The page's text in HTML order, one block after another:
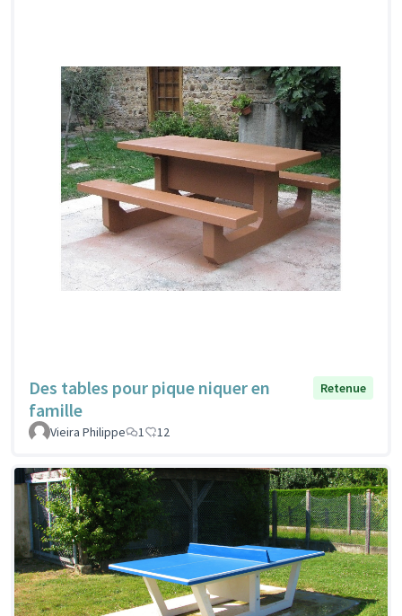
Des tables pour pique niquer en
famille
Retenue
Vieira Philippe 1 12